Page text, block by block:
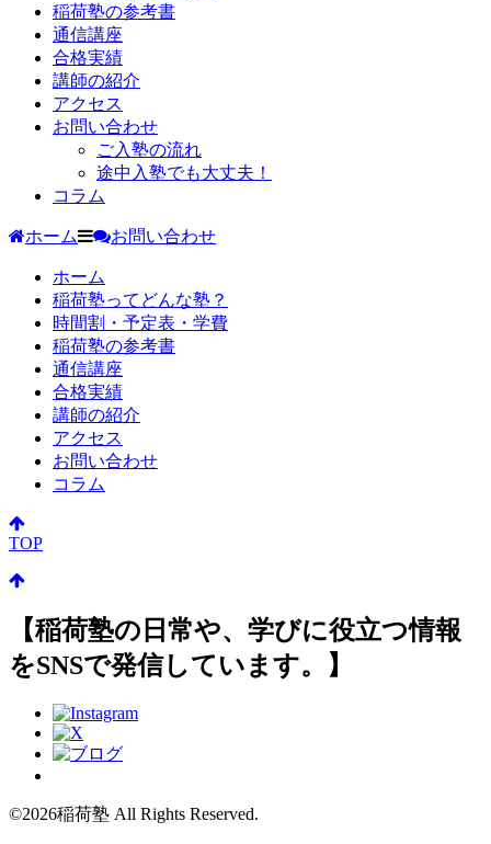
稲荷塾の参考書
通信講座
合格実績
講師の紹介
アクセス
お問い合わせ
ご入塾の流れ
途中入塾でも大丈夫！
コラム
ホーム お問い合わせ
ホーム
稲荷塾ってどんな塾？
時間割・予定表・学費
稲荷塾の参考書
通信講座
合格実績
講師の紹介
アクセス
お問い合わせ
コラム
TOP
【稲荷塾の日常や、学びに役立つ情報
をSNSで発信しています。】
©2026稲荷塾 All Rights Reserved.